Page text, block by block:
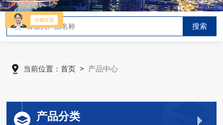
当前位置：首页 > 产品中心
产品分类